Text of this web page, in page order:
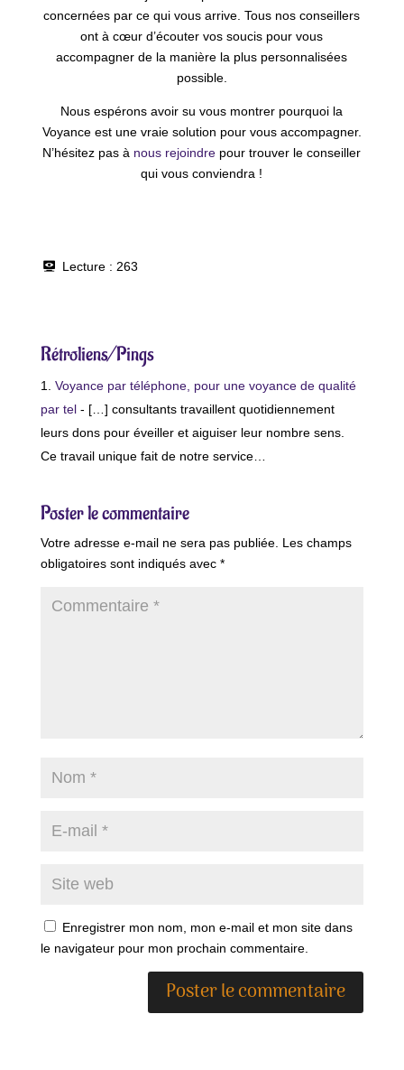
concernées par ce qui vous arrive. Tous nos conseillers
ont à cœur d’écouter vos soucis pour vous
accompagner de la manière la plus personnalisées
possible.
Nous espérons avoir su vous montrer pourquoi la
Voyance est une vraie solution pour vous accompagner.
N’hésitez pas à nous rejoindre pour trouver le conseiller
qui vous conviendra !
Lecture : 263
Rétroliens/Pings
Voyance par téléphone, pour une voyance de qualité
par tel- […] consultants travaillent quotidiennement
leurs dons pour éveiller et aiguiser leur nombre sens.
Ce travail unique fait de notre service…
Poster le commentaire
Votre adresse e-mail ne sera pas publiée. Les champs
obligatoires sont indiqués avec *
Enregistrer mon nom, mon e-mail et mon site dans
le navigateur pour mon prochain commentaire.